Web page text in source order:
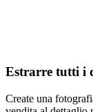
Estrarre tutti i
Create una